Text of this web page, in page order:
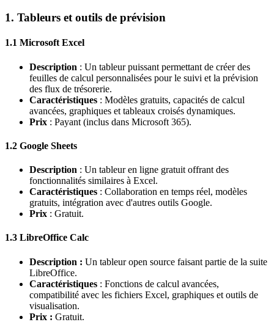
1. Tableurs et outils de prévision
1.1 Microsoft Excel
Description : Un tableur puissant permettant de créer des
feuilles de calcul personnalisées pour le suivi et la prévision
des flux de trésorerie.
Caractéristiques : Modèles gratuits, capacités de calcul
avancées, graphiques et tableaux croisés dynamiques.
Prix : Payant (inclus dans Microsoft 365).
1.2 Google Sheets
Description : Un tableur en ligne gratuit offrant des
fonctionnalités similaires à Excel.
Caractéristiques : Collaboration en temps réel, modèles
gratuits, intégration avec d'autres outils Google.
Prix : Gratuit.
1.3 LibreOffice Calc
Description : Un tableur open source faisant partie de la suite
LibreOffice.
Caractéristiques : Fonctions de calcul avancées,
compatibilité avec les fichiers Excel, graphiques et outils de
visualisation.
Prix : Gratuit.